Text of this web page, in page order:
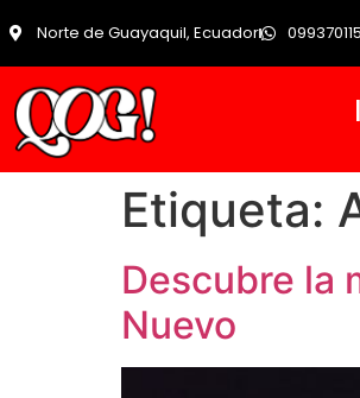
Norte de Guayaquil, Ecuador
Etiqueta:
Descubre la
Nuevo